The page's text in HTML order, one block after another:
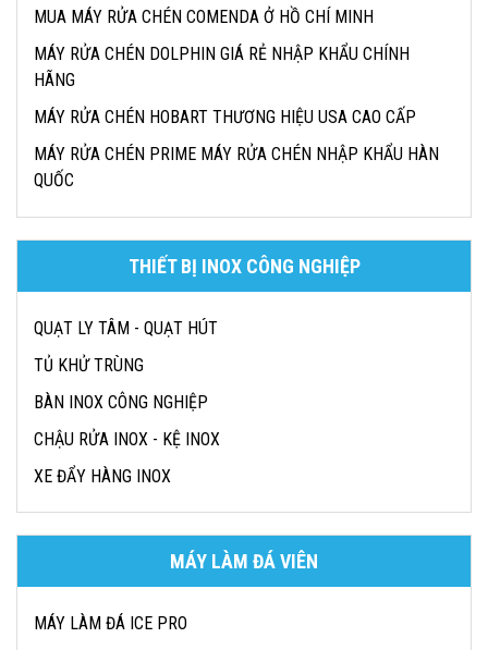
MUA MÁY RỬA CHÉN COMENDA Ở HỒ CHÍ MINH
MÁY RỬA CHÉN DOLPHIN GIÁ RẺ NHẬP KHẨU CHÍNH
HÃNG
MÁY RỬA CHÉN HOBART THƯƠNG HIỆU USA CAO CẤP
MÁY RỬA CHÉN PRIME MÁY RỬA CHÉN NHẬP KHẨU HÀN
QUỐC
THIẾT BỊ INOX CÔNG NGHIỆP
QUẠT LY TÂM - QUẠT HÚT
TỦ KHỬ TRÙNG
BÀN INOX CÔNG NGHIỆP
CHẬU RỬA INOX - KỆ INOX
XE ĐẨY HÀNG INOX
MÁY LÀM ĐÁ VIÊN
MÁY LÀM ĐÁ ICE PRO